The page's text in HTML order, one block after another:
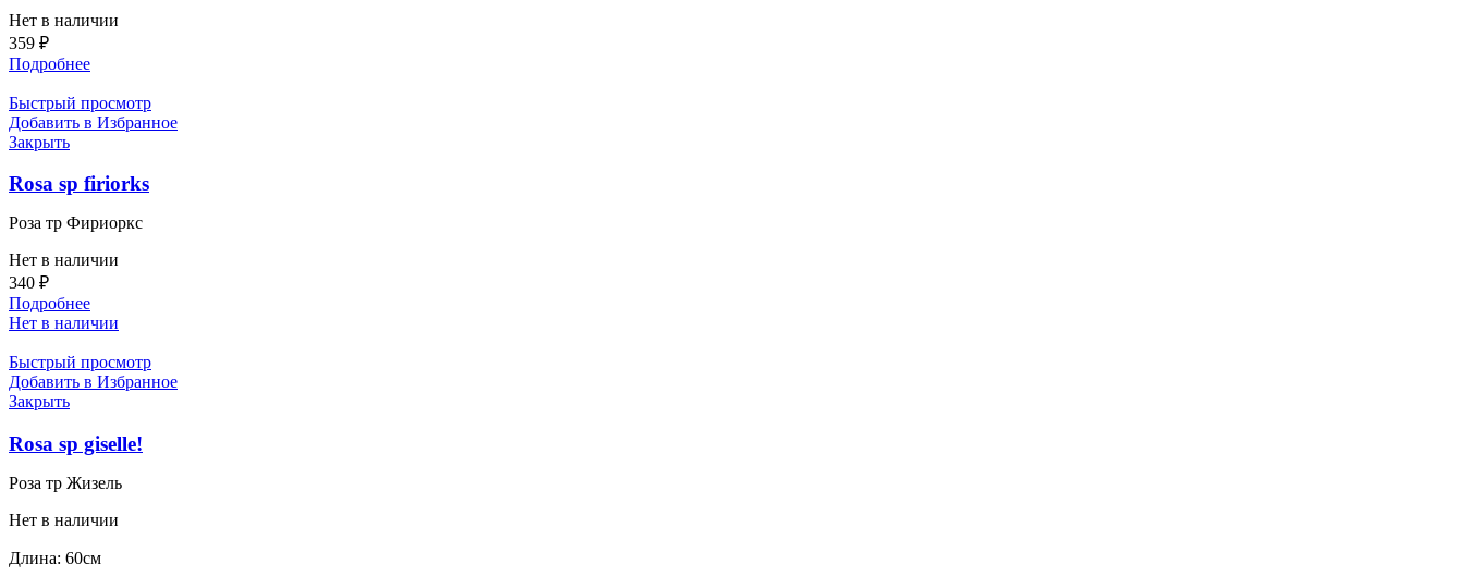
Нет в наличии
359 ₽
Подробнее
Быстрый просмотр
Добавить в Избранное
Закрыть
Rosa sp firiorks
Роза тр Фириоркс
Нет в наличии
340 ₽
Подробнее
Нет в наличии
Быстрый просмотр
Добавить в Избранное
Закрыть
Rosa sp giselle!
Роза тр Жизель
Нет в наличии
Длина: 60см